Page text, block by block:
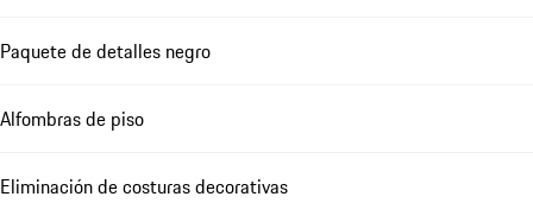
Paquete de detalles negro
Alfombras de piso
Eliminación de costuras decorativas